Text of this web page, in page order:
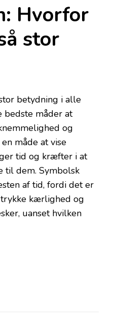
Hvorfor
stor
betydning i alle
bedste måder at
og
måde at vise
tid og kræfter i at
til dem. Symbolsk
af tid, fordi det er
kærlighed og
uanset hvilken